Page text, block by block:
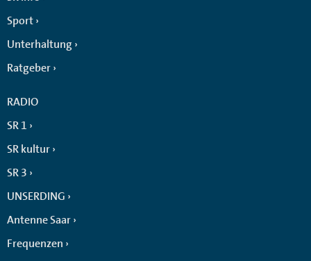
Sport
Unterhaltung
Ratgeber
RADIO
SR 1
SR kultur
SR 3
UNSERDING
Antenne Saar
Frequenzen